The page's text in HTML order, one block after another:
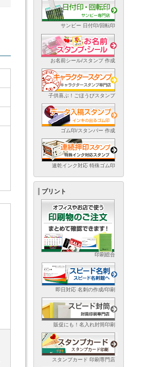
サンビー 日付印/回転印
お名前シール/スタンプ 作成
子供喜ぶ！ごほうびスタンプ
ゴム印/スタンパー 作成
速乾インク対応 特殊ゴム印
プリント
印刷総合
即日対応 名刺の作成/印刷
販促にも！名入れ封筒印刷
スタンプカード 印刷専門店